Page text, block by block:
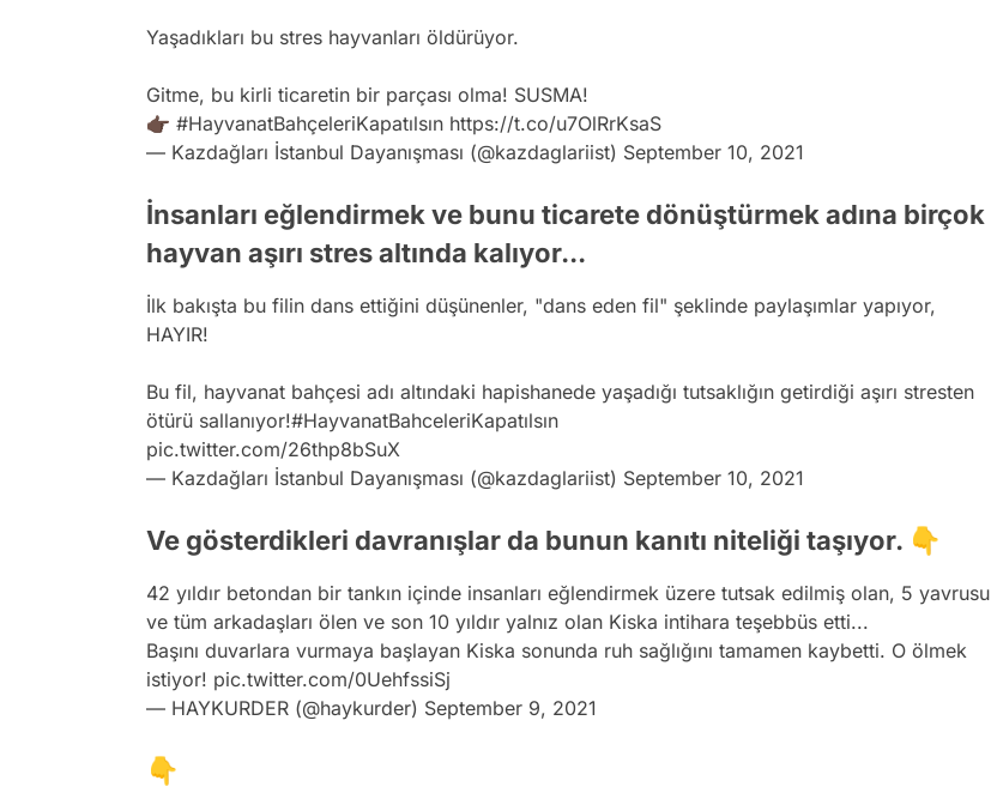
Yaşadıkları bu stres hayvanları öldürüyor.
Gitme, bu kirli ticaretin bir parçası olma! SUSMA!
👉🏿 #HayvanatBahçeleriKapatılsın https://t.co/u7OlRrKsaS
— Kazdağları İstanbul Dayanışması (@kazdaglariist) September 10, 2021
İnsanları eğlendirmek ve bunu ticarete dönüştürmek adına birçok
hayvan aşırı stres altında kalıyor...
İlk bakışta bu filin dans ettiğini düşünenler, "dans eden fil" şeklinde paylaşımlar yapıyor,
HAYIR!
Bu fil, hayvanat bahçesi adı altındaki hapishanede yaşadığı tutsaklığın getirdiği aşırı stresten
ötürü sallanıyor!#HayvanatBahceleriKapatılsın
pic.twitter.com/26thp8bSuX
— Kazdağları İstanbul Dayanışması (@kazdaglariist) September 10, 2021
Ve gösterdikleri davranışlar da bunun kanıtı niteliği taşıyor. 👇
42 yıldır betondan bir tankın içinde insanları eğlendirmek üzere tutsak edilmiş olan, 5 yavrusu
ve tüm arkadaşları ölen ve son 10 yıldır yalnız olan Kiska intihara teşebbüs etti...
Başını duvarlara vurmaya başlayan Kiska sonunda ruh sağlığını tamamen kaybetti. O ölmek
istiyor! pic.twitter.com/0UehfssiSj
— HAYKURDER (@haykurder) September 9, 2021
👇